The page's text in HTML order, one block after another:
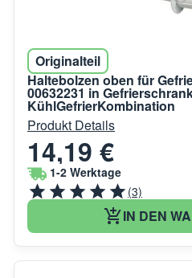
Originalteil
Haltebolzen oben für
00632231 in
KühlGefrierKombination
Produkt Details
14,19 €
1-2 Werktage
(3)
IN DEN